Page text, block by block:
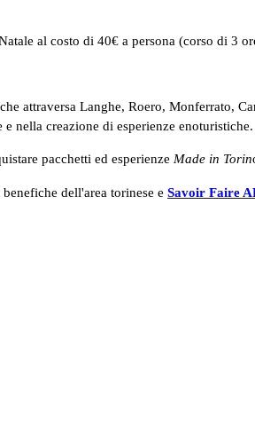
al costo di 40€ a persona (corso di 3
attraversa Langhe, Roero, Monferrato,
nella creazione di esperienze enoturistiche.
pacchetti ed esperienze Made in Torin
dell'area torinese e Savoir Faire